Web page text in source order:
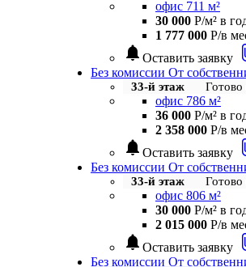
офис 711 м²
30 000 Р/м² в
1 777 000 Р/в
notifications Оставить заявку
Без комиссии От
33-й этаж Готово
офис 786 м²
36 000 Р/м² в
2 358 000 Р/в
notifications Оставить заявку
Без комиссии От
33-й этаж Готово
офис 806 м²
30 000 Р/м² в
2 015 000 Р/в
notifications Оставить заявку
Без комиссии От